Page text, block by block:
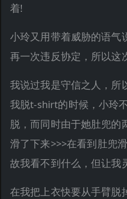
着!
小玲又用带着威胁的语气
再一次违反协定，所以这
我说过我是守信之人，所
我脱t-shirt的时候，小玲
脱，而同时由于她肚兜的
滑了下来>>>在看到肚兜
故我看不到什么，但让我
在我把上衣快要从手臂脱